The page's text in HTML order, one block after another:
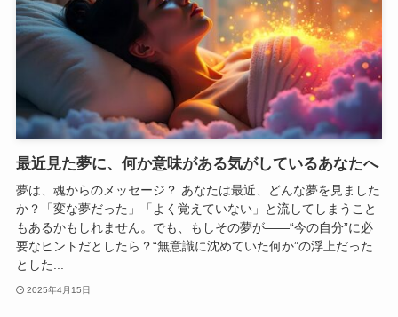
最近見た夢に、何か意味がある気がしているあなたへ
夢は、魂からのメッセージ？ あなたは最近、どんな夢を見ました
か？「変な夢だった」「よく覚えていない」と流してしまうこと
もあるかもしれません。でも、もしその夢が――“今の自分”に必
要なヒントだとしたら？“無意識に沈めていた何か”の浮上だった
とした...
2025年4月15日